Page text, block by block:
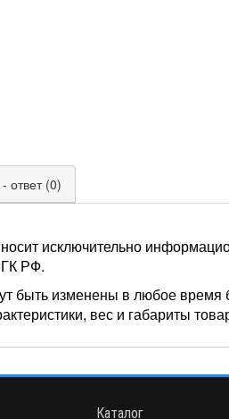
ответ (0)
исключительно
РФ.
быть изменены в любое время
вес и габариты
Каталог